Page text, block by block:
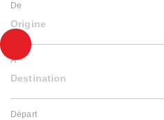
De
Origine
À
Destination
Départ